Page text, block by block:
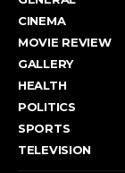
CINEMA
MOVIE REVIEW
GALLERY
HEALTH
POLITICS
SPORTS
TELEVISION